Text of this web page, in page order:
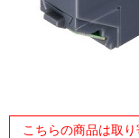
こちらの商品は取